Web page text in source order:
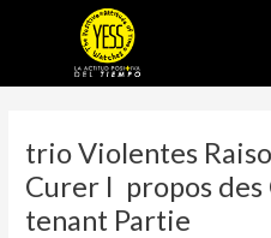
trio Violentes
Curer I propos
tenant Partie
entradas